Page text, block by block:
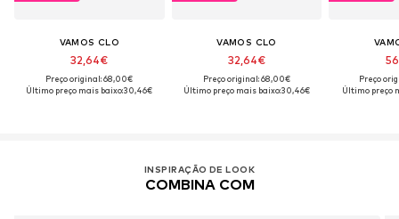
VAMOS CLO
32,64€
Preço original: 68,00€
Último preço mais baixo:30,46€
VAMOS CLO
32,64€
Preço original: 68,00€
Último preço mais baixo:30,46€
Preço
Último preço
INSPIRAÇÃO DE LOOK
COMBINA COM